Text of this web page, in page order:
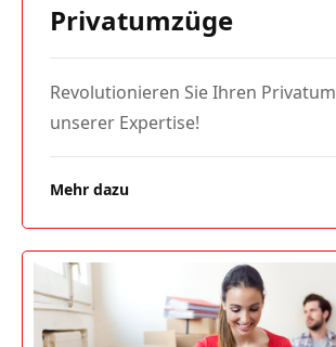
Privatumzüge
Revolutionieren Sie Ihren
unserer Expertise!
Mehr dazu